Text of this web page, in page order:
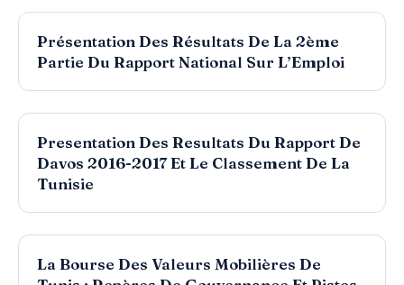
RAPPORT
Indice de Confiance des Consommateurs